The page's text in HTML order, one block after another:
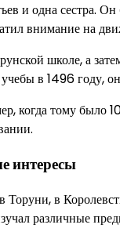
и одна сестра.
внимание на
школе, а
в 1496 году,
когда тому было
интересы
в
различные